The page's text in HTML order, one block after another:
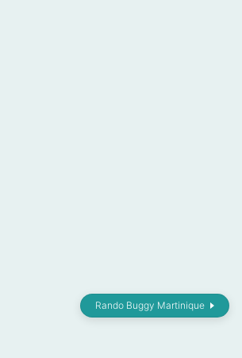
Rando Buggy Martinique